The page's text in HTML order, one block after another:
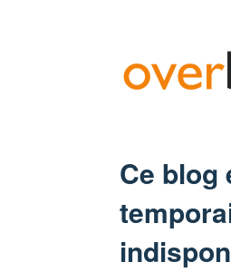
Ce blog